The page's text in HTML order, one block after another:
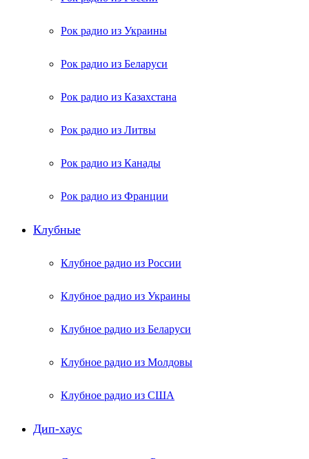
Рок радио из Украины
Рок радио из Беларуси
Рок радио из Казахстана
Рок радио из Литвы
Рок радио из Канады
Рок радио из Франции
Клубные
Клубное радио из России
Клубное радио из Украины
Клубное радио из Беларуси
Клубное радио из Молдовы
Клубное радио из США
Дип-хаус